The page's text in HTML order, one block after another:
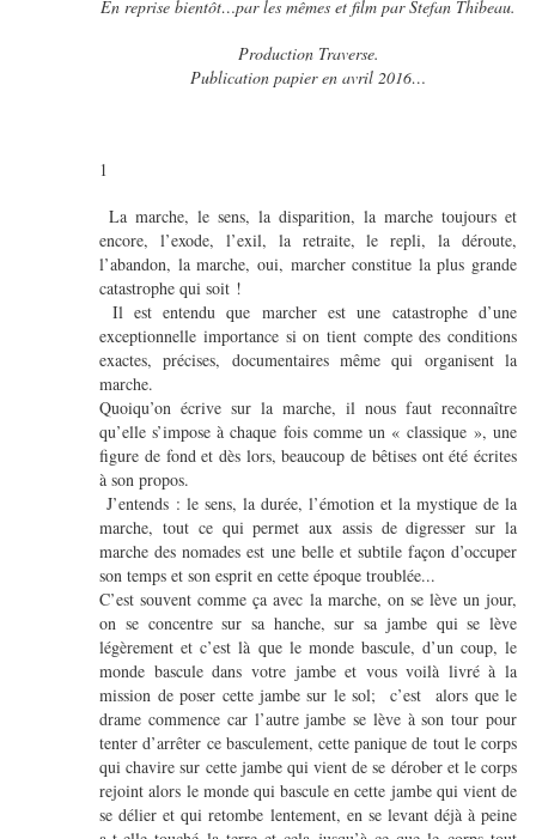
En reprise bientôt…par les mêmes et film par Stefan Thibeau.
Production Traverse.
Publication papier en avril 2016…
1
La marche, le sens, la disparition, la marche toujours et
encore, l’exode, l’exil, la retraite, le repli, la déroute,
l’abandon, la marche, oui, marcher constitue la plus grande
catastrophe qui soit !
Il est entendu que marcher est une catastrophe d’une
exceptionnelle importance si on tient compte des conditions
exactes, précises, documentaires même qui organisent la
marche.
Quoiqu’on écrive sur la marche, il nous faut reconnaître
qu’elle s’impose à chaque fois comme un « classique », une
figure de fond et dès lors, beaucoup de bêtises ont été écrites
à son propos.
J’entends : le sens, la durée, l’émotion et la mystique de la
marche, tout ce qui permet aux assis de digresser sur la
marche des nomades est une belle et subtile façon d’occuper
son temps et son esprit en cette époque troublée...
C’est souvent comme ça avec la marche, on se lève un jour,
on se concentre sur sa hanche, sur sa jambe qui se lève
légèrement et c’est là que le monde bascule, d’un coup, le
monde bascule dans votre jambe et vous voilà livré à la
mission de poser cette jambe sur le sol; c’est alors que le
drame commence car l’autre jambe se lève à son tour pour
tenter d’arrêter ce basculement, cette panique de tout le corps
qui chavire sur cette jambe qui vient de se dérober et le corps
rejoint alors le monde qui bascule en cette jambe qui vient de
se délier et qui retombe lentement, en se levant déjà à peine